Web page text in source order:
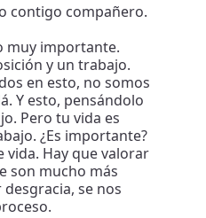
contigo compañero.
muy importante.
y un trabajo.
en esto, no somos
Y esto, pensándolo
Pero tu vida es
¿Es importante?
vida. Hay que valorar
son mucho más
se nos